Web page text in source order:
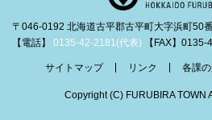
〒046-0192 北海道古平郡古平町大字浜町50
【電話】 0135-42-2181(代表) 【FAX】
サイトマップ リンク 各課
Copyright (C) FURUBIRA TOWN